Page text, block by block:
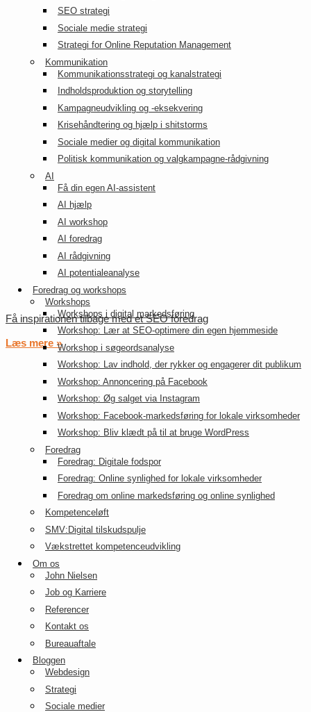
SEO strategi
Sociale medie strategi
Strategi for Online Reputation Management
Kommunikation
Kommunikationsstrategi og kanalstrategi
Indholdsproduktion og storytelling
Kampagneudvikling og -eksekvering
Krisehåndtering og hjælp i shitstorms
Sociale medier og digital kommunikation
Politisk kommunikation og valgkampagne-rådgivning
AI
Få din egen AI-assistent
AI hjælp
AI workshop
AI foredrag
AI rådgivning
AI potentialeanalyse
Foredrag og workshops
Workshops
Workshops i digital markedsføring
Workshop: Lær at SEO-optimere din egen hjemmeside
Workshop i søgeordsanalyse
Workshop: Lav indhold, der rykker og engagerer dit publikum
Workshop: Annoncering på Facebook
Workshop: Øg salget via Instagram
Workshop: Facebook-markedsføring for lokale virksomheder
Workshop: Bliv klædt på til at bruge WordPress
Foredrag
Foredrag: Digitale fodspor
Foredrag: Online synlighed for lokale virksomheder
Foredrag om online markedsføring og online synlighed
Kompetenceløft
SMV:Digital tilskudspulje
Vækstrettet kompetenceudvikling
Om os
John Nielsen
Job og Karriere
Referencer
Kontakt os
Bureauaftale
Bloggen
Webdesign
Strategi
Sociale medier
Få inspirationen tilbage med et SEO foredrag
Læs mere »